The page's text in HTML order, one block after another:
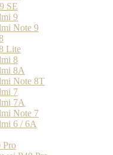
SE
9
Note 9
Lite
8
8A
Note 8T
7
7A
Note 7
6 / 6A
Pro